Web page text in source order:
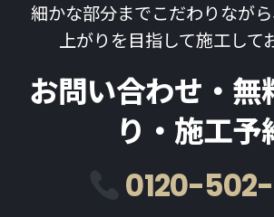
細かな部分までこだわりなが
上がりを目指して施工して
お問い合わせ・無
り・施工予
0120-